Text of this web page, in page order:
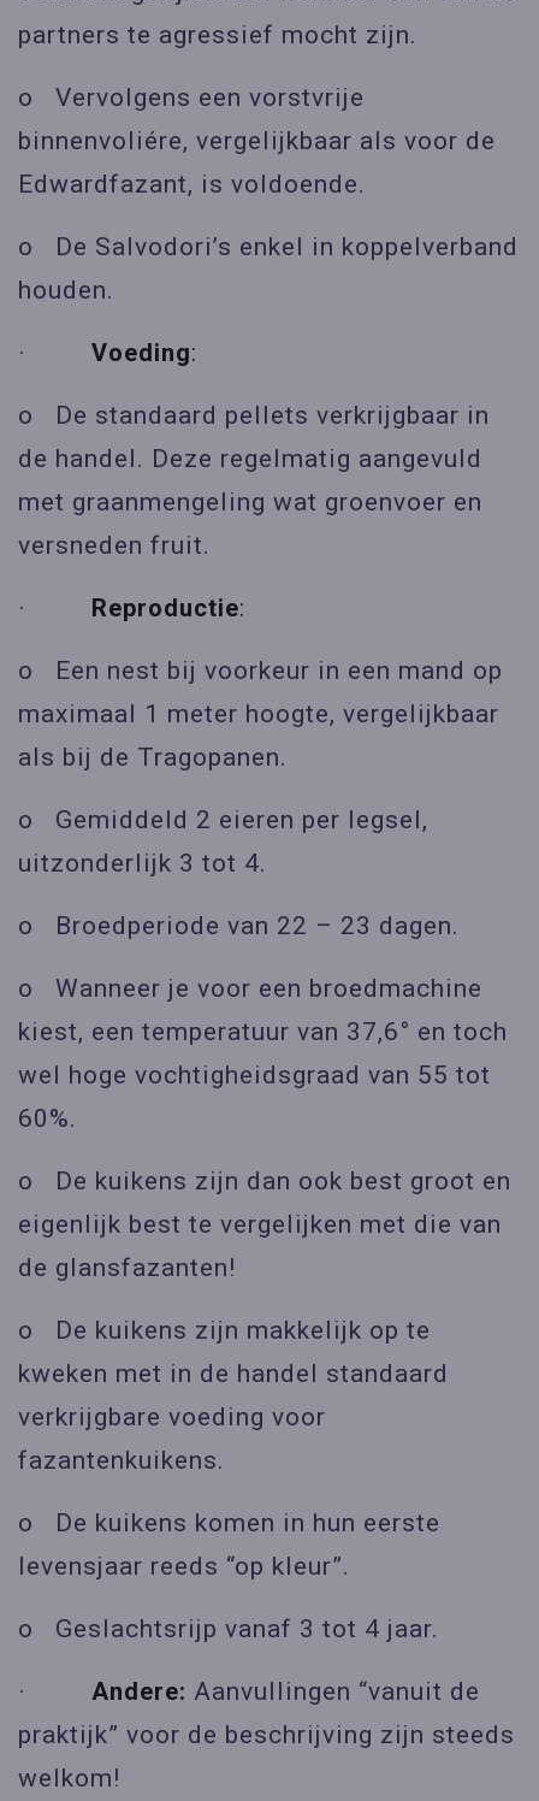
partners te agressief mocht zijn.
o Vervolgens een vorstvrije
binnenvoliére, vergelijkbaar als voor de
Edwardfazant, is voldoende.
o De Salvodori’s enkel in koppelverband
houden.
· Voeding:
o De standaard pellets verkrijgbaar in
de handel. Deze regelmatig aangevuld
met graanmengeling wat groenvoer en
versneden fruit.
· Reproductie:
o Een nest bij voorkeur in een mand op
maximaal 1 meter hoogte, vergelijkbaar
als bij de Tragopanen.
o Gemiddeld 2 eieren per legsel,
uitzonderlijk 3 tot 4.
o Broedperiode van 22 – 23 dagen.
o Wanneer je voor een broedmachine
kiest, een temperatuur van 37,6° en toch
wel hoge vochtigheidsgraad van 55 tot
60%.
o De kuikens zijn dan ook best groot en
eigenlijk best te vergelijken met die van
de glansfazanten!
o De kuikens zijn makkelijk op te
kweken met in de handel standaard
verkrijgbare voeding voor
fazantenkuikens.
o De kuikens komen in hun eerste
levensjaar reeds “op kleur”.
o Geslachtsrijp vanaf 3 tot 4 jaar.
· Andere: Aanvullingen “vanuit de
praktijk” voor de beschrijving zijn steeds
welkom!